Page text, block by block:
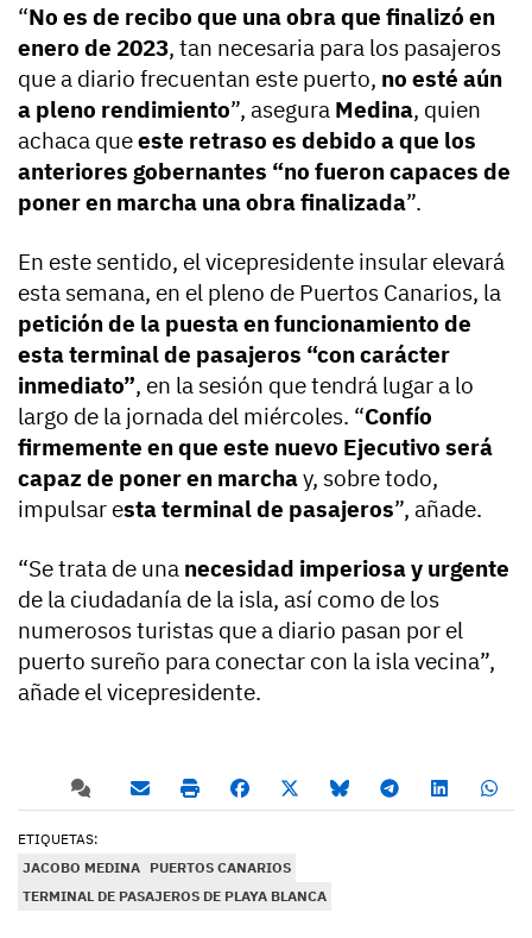
“No es de recibo que una obra que finalizó en
enero de 2023, tan necesaria para los pasajeros
que a diario frecuentan este puerto, no esté aún
a pleno rendimiento”, asegura Medina, quien
achaca queeste retraso es debido a que los
anteriores gobernantes “no fueron capaces de
poner en marcha una obra finalizada”.
En este sentido, el vicepresidente insular elevará
esta semana, en el pleno de Puertos Canarios, la
petición de la puesta en funcionamiento de
esta terminal de pasajeros “con carácter
inmediato”, en la sesión que tendrá lugar a lo
largo de la jornada del miércoles. “Confío
firmemente en que este nuevo Ejecutivo será
capaz de poner en marchay, sobre todo,
impulsar esta terminal de pasajeros”, añade.
“Se trata de una necesidad imperiosa y urgente
de la ciudadanía de la isla, así como de los
numerosos turistas que a diario pasan por el
puerto sureño para conectar con la isla vecina”,
añade el vicepresidente.
ETIQUETAS:
JACOBO MEDINA PUERTOS CANARIOS
TERMINAL DE PASAJEROS DE PLAYA BLANCA